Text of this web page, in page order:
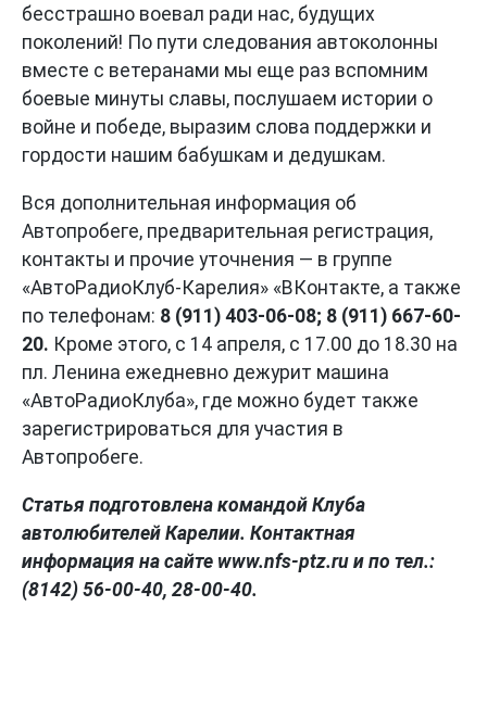
бесстрашно воевал ради нас, будущих
поколений! По пути следования автоколонны
вместе с ветеранами мы еще раз вспомним
боевые минуты славы, послушаем истории о
войне и победе, выразим слова поддержки и
гордости нашим бабушкам и дедушкам.
Вся дополнительная информация об
Автопробеге, предварительная регистрация,
контакты и прочие уточнения — в группе
«АвтоРадиоКлуб-Карелия» «ВКонтакте, а также
по телефонам: 8 (911) 403-06-08; 8 (911) 667-60-
20. Кроме этого, с 14 апреля, с 17.00 до 18.30 на
пл. Ленина ежедневно дежурит машина
«АвтоРадиоКлуба», где можно будет также
зарегистрироваться для участия в
Автопробеге.
Статья подготовлена командой Клуба
автолюбителей Карелии. Контактная
информация на сайте www.nfs-ptz.ru и по тел.:
(8142) 56-00-40, 28-00-40.